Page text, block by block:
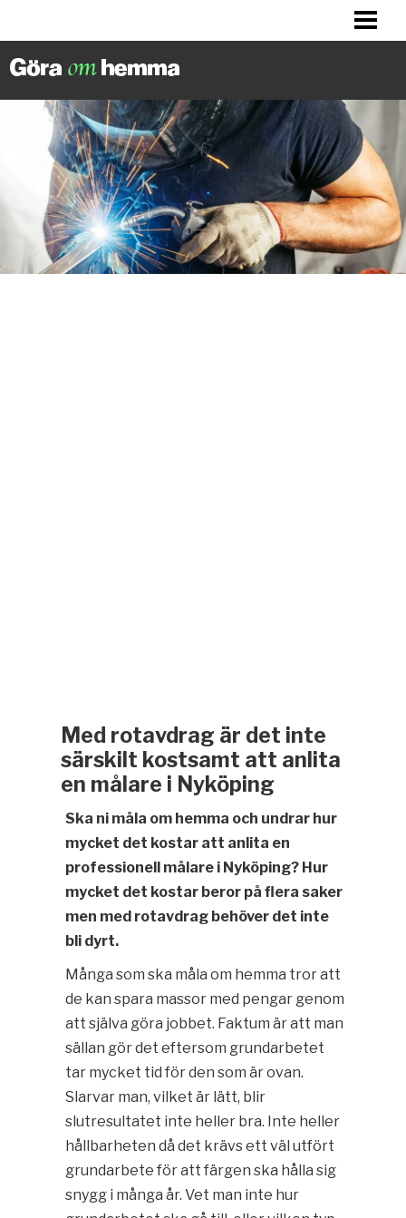
LITET KÖK? HITTA INSPIRATION!
FIXA HALLEN
BLOGG
Med rotavdrag är det inte
särskilt kostsamt att anlita
en målare i Nyköping
Ska ni måla om hemma och undrar hur
mycket det kostar att anlita en
professionell målare i Nyköping? Hur
mycket det kostar beror på flera saker
men med rotavdrag behöver det inte
bli dyrt.
Många som ska måla om hemma tror att
de kan spara massor med pengar genom
att själva göra jobbet. Faktum är att man
sällan gör det eftersom grundarbetet
tar mycket tid för den som är ovan.
Slarvar man, vilket är lätt, blir
slutresultatet inte heller bra. Inte heller
hållbarheten då det krävs ett väl utfört
grundarbete för att färgen ska hålla sig
snygg i många år. Vet man inte hur